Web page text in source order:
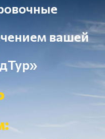
вашей